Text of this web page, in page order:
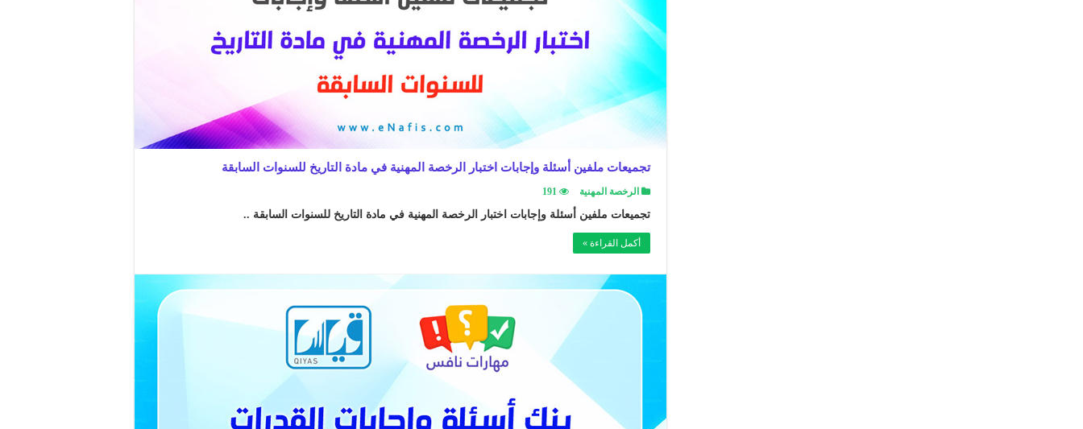
تجميعات ملفين أسئلة وإجابات اختبار الرخصة المهنية في مادة التاريخ للسنوات السابقة
الرخصة المهنية 191
تجميعات ملفين أسئلة وإجابات اختبار الرخصة المهنية في مادة التاريخ للسنوات السابقة ..
أكمل القراءة »